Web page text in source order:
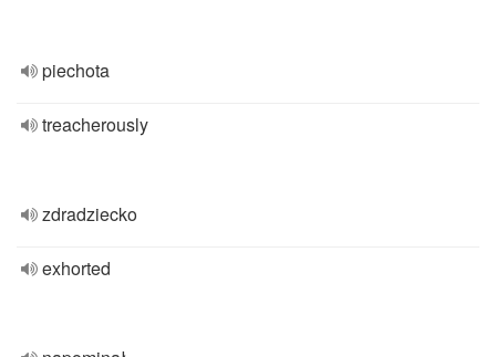
piechota
treacherously
zdradziecko
exhorted